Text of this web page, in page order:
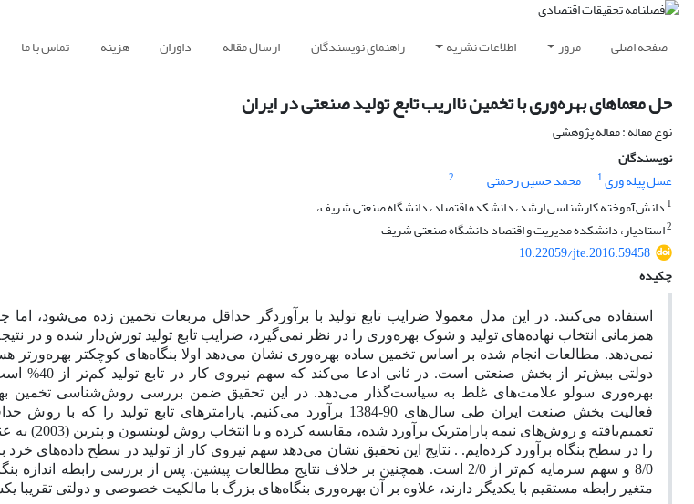
صفحه اصلی مرور اطلاعات نشریه راهنمای نویسندگان ارسال مقاله داوران هزینه تماس با ما
حل معماهای بهره‌وری با تخمین نااریب تابع تولید صنعتی در ایران
نوع مقاله : مقاله پژوهشی
نویسندگان
عسل پیله وری1 محمد حسین رحمتی
2
1 دانش‌آموخته کارشناسی ارشد، دانشکده اقتصاد، دانشگاه صنعتی شریف،
2استادیار، دانشکده مدیریت و اقتصاد دانشگاه صنعتی شریف
10.22059/jte.2016.59458
چکیده
استفاده می‌کنند. در این مدل معمولا ضرایب تابع تولید با برآوردگر حداقل مربعات تخمین زده می‌شود، اما
همزمانی انتخاب نهاده‌های تولید و شوک بهره‌وری را در نظر نمی‌گیرد، ضرایب تابع تولید تورش‌دار شده و در
نمی‌دهد. مطالعات انجام شده بر اساس تخمین ساده بهره‌وری نشان می‌دهد اولا بنگاه‌های کوچکتر بهره‌ورتر
دولتی بیش‌تر از بخش
فعالیت بخش صنعت ایران طی سال‌های 90-1384 برآورد می‌کنیم. پارامترهای تابع
تعمیم‌یافته و
8/0 و سهم سرمایه کم‌تر از 2/0 است. همچنین بر خلاف نتایج مطالعات پیشین. پس از بررسی رابطه
متغیر رابطه مستقیم با یکدیگر دارند، علاوه بر آن بهره‌وری بنگاه‌های بزرگ با مالکیت خصوصی و دولتی تقریبا